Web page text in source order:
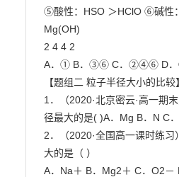
⑤酸性：HSO ＞HClO ⑥碱性
Mg(OH)
2 4 4 2
A．① B．③⑥ C．②④⑥ D
【题组二 粒子半径大小的比较】
1．（2020·北京密云·高一期
径最大的是( )A．Mg B．N C
2．（2020·全国高一课时练
大的是（ ）
A．Na＋ B．Mg2＋ C．O2－